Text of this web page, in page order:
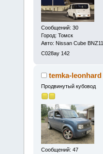
Сообщений: 30
Город: Томск
Авто: Nissan Cube BNZ11
С028ау 142
temka-leonhard
Продвинутый кубовод
Сообщений: 47